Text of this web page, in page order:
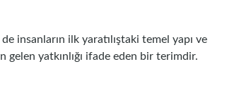
insanların ilk yaratılıştaki temel yapı ve
yatkınlığı ifade eden bir terimdir.